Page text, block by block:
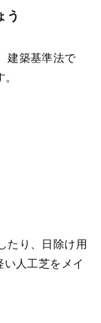
う
建築基準法で
たり、日除け用
人工芝をメイ